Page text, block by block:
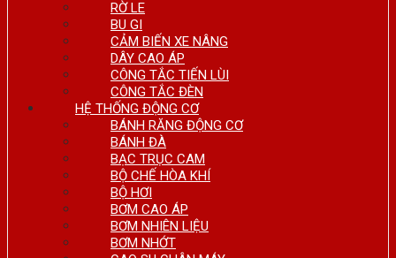
RỜ LE
BU GI
CẢM BIẾN XE NÂNG
DÂY CAO ÁP
CÔNG TẮC TIẾN LÙI
CÔNG TẮC ĐÈN
HỆ THỐNG ĐỘNG CƠ
BÁNH RĂNG ĐỘNG CƠ
BÁNH ĐÀ
BẠC TRỤC CAM
BỘ CHẾ HÒA KHÍ
BỘ HƠI
BƠM CAO ÁP
BƠM NHIÊN LIỆU
BƠM NHỚT